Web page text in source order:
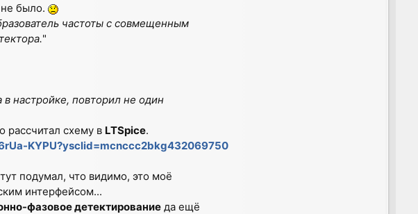
было.
частоты с совмещенным
"
в настройке, повторил не один
рассчитал схему в LTSpice.
KYPU?ysclid=mcnccc2bkg432069750
подумал, что видимо, это моё
интерфейсом...
фазовое детектирование да ещё